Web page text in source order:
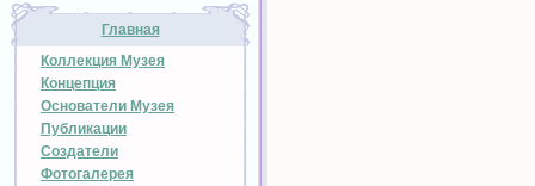
Главная
Коллекция Музея
Концепция
Основатели Музея
Публикации
Создатели
Фотогалерея